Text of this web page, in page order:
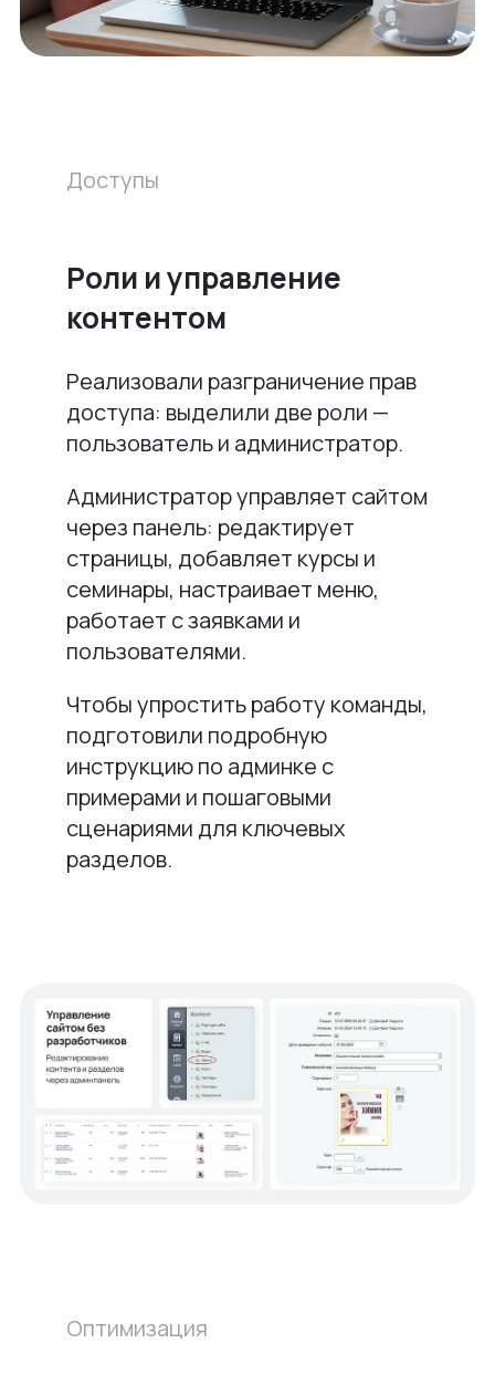
Доступы
Роли и управление
контентом
Реализовали разграничение прав
доступа: выделили две роли —
пользователь и администратор.
Администратор управляет сайтом
через панель: редактирует
страницы, добавляет курсы и
семинары, настраивает меню,
работает с заявками и
пользователями.
Чтобы упростить работу команды,
подготовили подробную
инструкцию по админке с
примерами и пошаговыми
сценариями для ключевых
разделов.
Оптимизация